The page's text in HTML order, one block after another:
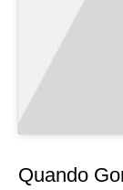
Quando